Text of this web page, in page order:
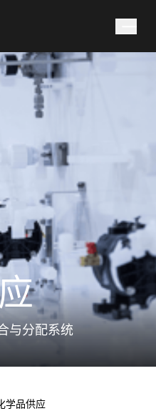
您在找什么？
与分配系统
学品供应